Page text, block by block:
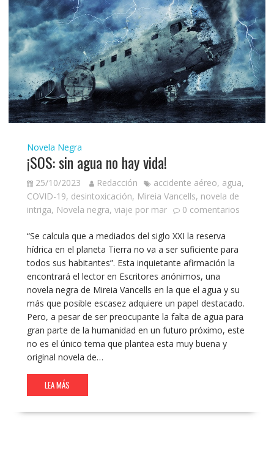
Novela Negra
¡SOS: sin agua no hay vida!
25/10/2023 Redacción accidente aéreo, agua,
COVID-19, desintoxicación, Mireia Vancells, novela de
intriga, Novela negra, viaje por mar 0 comentarios
“Se calcula que a mediados del siglo XXI la reserva
hídrica en el planeta Tierra no va a ser suficiente para
todos sus habitantes”. Esta inquietante afirmación la
encontrará el lector en Escritores anónimos, una
novela negra de Mireia Vancells en la que el agua y su
más que posible escasez adquiere un papel destacado.
Pero, a pesar de ser preocupante la falta de agua para
gran parte de la humanidad en un futuro próximo, este
no es el único tema que plantea esta muy buena y
original novela de…
LEA MÁS